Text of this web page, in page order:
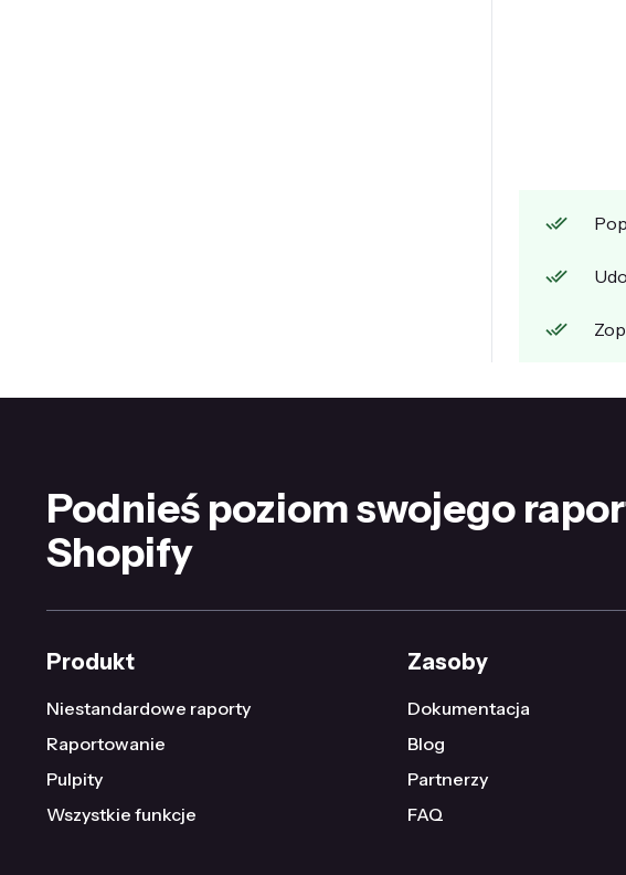
Podnieś poziom swojego
Shopify
Produkt
Niestandardowe raporty
Raportowanie
Pulpity
Wszystkie funkcje
Zasoby
Dokumentacja
Blog
Partnerzy
FAQ